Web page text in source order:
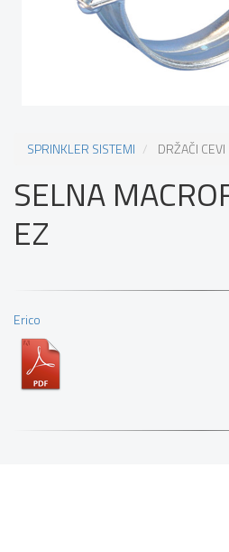
SPRINKLER SISTEMI DRŽAČI CEVI
SELNA
EZ
Erico